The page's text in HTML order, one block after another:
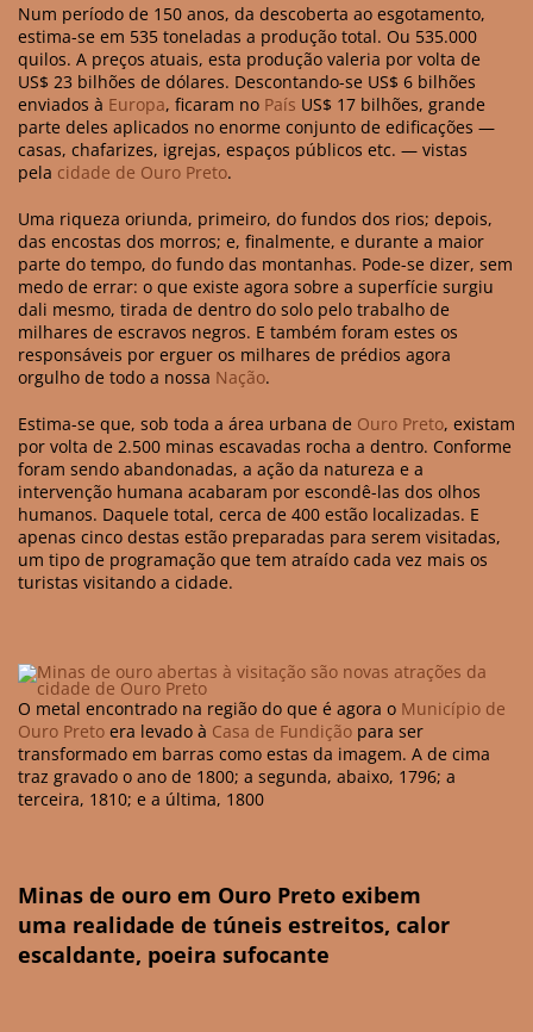
Num período de 150 anos, da descoberta ao esgotamento,
estima-se em 535 toneladas a produção total. Ou 535.000
quilos. A preços atuais, esta produção valeria por volta de
US$ 23 bilhões de dólares. Descontando-se US$ 6 bilhões
enviados à Europa, ficaram no País US$ 17 bilhões, grande
parte deles aplicados no enorme conjunto de edificações —
casas, chafarizes, igrejas, espaços públicos etc. — vistas
pela cidade de Ouro Preto.
Uma riqueza oriunda, primeiro, do fundos dos rios; depois,
das encostas dos morros; e, finalmente, e durante a maior
parte do tempo, do fundo das montanhas. Pode-se dizer, sem
medo de errar: o que existe agora sobre a superfície surgiu
dali mesmo, tirada de dentro do solo pelo trabalho de
milhares de escravos negros. E também foram estes os
responsáveis por erguer os milhares de prédios agora
orgulho de todo a nossa Nação.
Estima-se que, sob toda a área urbana de Ouro Preto, existam
por volta de 2.500 minas escavadas rocha a dentro. Conforme
foram sendo abandonadas, a ação da natureza e a
intervenção humana acabaram por escondê-las dos olhos
humanos. Daquele total, cerca de 400 estão localizadas. E
apenas cinco destas estão preparadas para serem visitadas,
um tipo de programação que tem atraído cada vez mais os
turistas visitando a cidade.
O metal encontrado na região do que é agora o Município de
Ouro Preto era levado à Casa de Fundição para ser
transformado em barras como estas da imagem. A de cima
traz gravado o ano de 1800; a segunda, abaixo, 1796; a
terceira, 1810; e a última, 1800
Minas de ouro em Ouro Preto exibem
uma realidade de túneis estreitos, calor
escaldante, poeira sufocante